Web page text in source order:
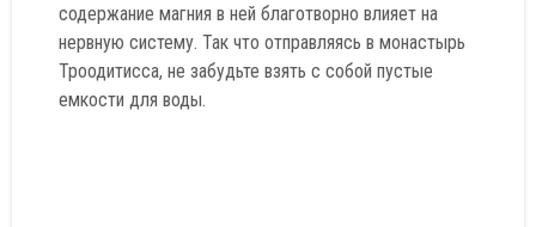
содержание магния в ней благотворно влияет на
нервную систему. Так что отправляясь в монастырь
Троодитисса, не забудьте взять с собой пустые
емкости для воды.